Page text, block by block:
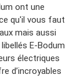
ont une
qu'il vous faut
mais aussi
E-Bodum
électriques
d’incroyables